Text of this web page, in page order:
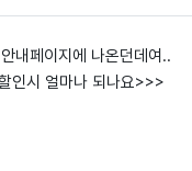
내페이지에 나온던데여..
인시 얼마나 되나요>>>